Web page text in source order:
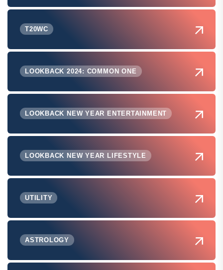
T20WC
LOOKBACK 2024: COMMON ONE
LOOKBACK NEW YEAR ENTERTAINMENT
LOOKBACK NEW YEAR LIFESTYLE
UTILITY
ASTROLOGY